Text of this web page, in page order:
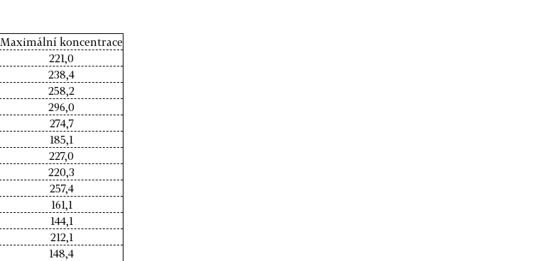
Maximální koncentrace
221,0
238,4
258,2
296,0
274,7
185,1
227,0
220,3
257,4
161,1
144,1
212,1
148,4